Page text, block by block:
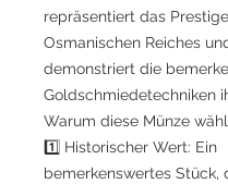
repräsentiert das
Osmanischen Reiches
demonstriert die
Goldschmiedetechniken
Warum diese Münze
1️⃣ Historischer Wert: Ein
bemerkenswertes Stück,